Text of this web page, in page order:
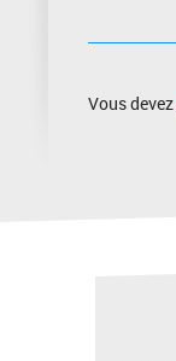
Vous devez